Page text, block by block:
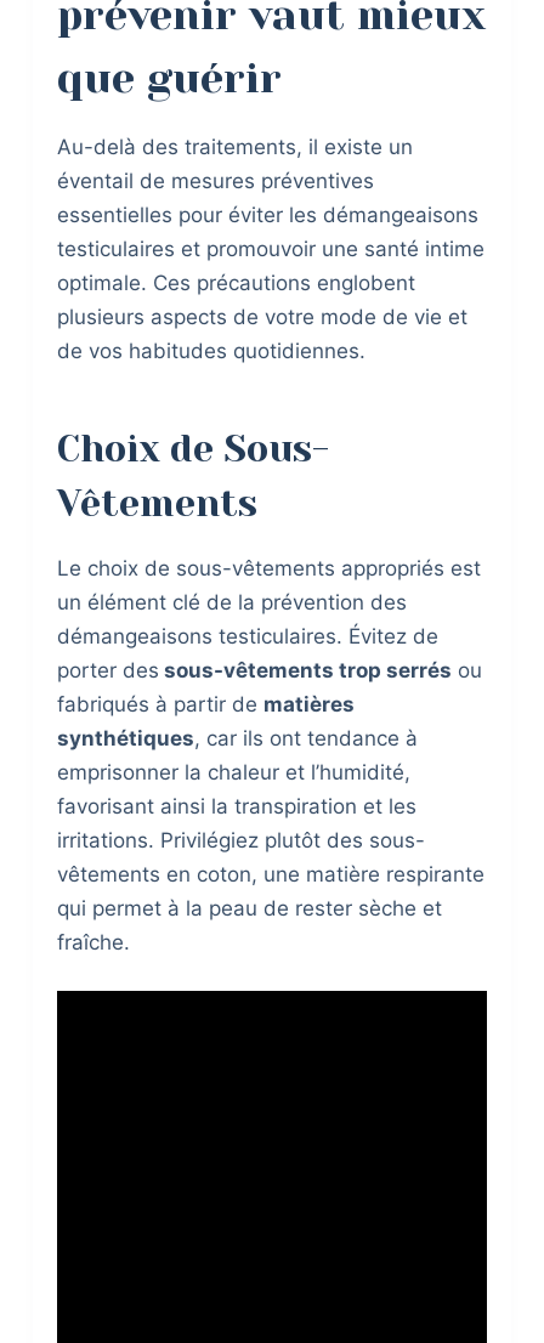
prévenir vaut mieux
que guérir
Au-delà des traitements, il existe un
éventail de mesures préventives
essentielles pour éviter les démangeaisons
testiculaires et promouvoir une santé intime
optimale. Ces précautions englobent
plusieurs aspects de votre mode de vie et
de vos habitudes quotidiennes.
Choix de Sous-
Vêtements
Le choix de sous-vêtements appropriés est
un élément clé de la prévention des
démangeaisons testiculaires. Évitez de
porter des sous-vêtements trop serrés ou
fabriqués à partir de matières
synthétiques, car ils ont tendance à
emprisonner la chaleur et l’humidité,
favorisant ainsi la transpiration et les
irritations. Privilégiez plutôt des sous-
vêtements en coton, une matière respirante
qui permet à la peau de rester sèche et
fraîche.